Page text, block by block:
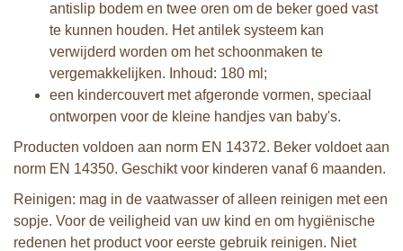
antislip bodem en twee oren om de beker goed vast
te kunnen houden. Het antilek systeem kan
verwijderd worden om het schoonmaken te
vergemakkelijken. Inhoud: 180 ml;
een kindercouvert met afgeronde vormen, speciaal
ontworpen voor de kleine handjes van baby's.
Producten voldoen aan norm EN 14372. Beker voldoet aan
norm EN 14350. Geschikt voor kinderen vanaf 6 maanden.
Reinigen: mag in de vaatwasser of alleen reinigen met een
sopje. Voor de veiligheid van uw kind en om hygiënische
redenen het product voor eerste gebruik reinigen. Niet